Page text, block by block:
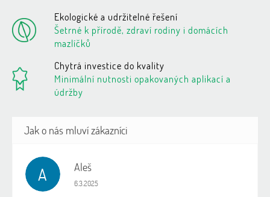
Ekologické a udržitelné řešení
Šetrné k přírodě, zdraví rodiny i domácích
mazlíčků
Chytrá investice do kvality
Minimální nutnosti opakovaných aplikací a
údržby
A Aleš
Hodnocení obchodu je 5 z 5 hvězdiček.
6.3.2025